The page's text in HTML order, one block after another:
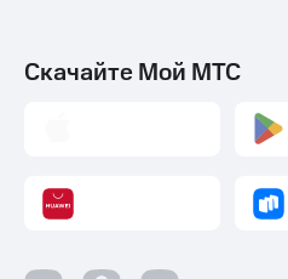
Скачайте Мой МТС